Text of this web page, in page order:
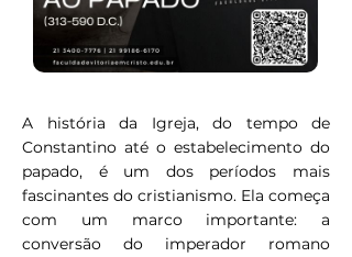
A história da Igreja, do tempo de
Constantino até o estabelecimento do
papado, é um dos períodos mais
fascinantes do cristianismo. Ela começa
com um marco importante: a
conversão do imperador romano